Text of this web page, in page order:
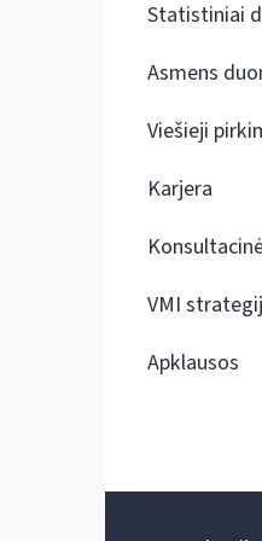
Statistiniai
Asmens
Viešieji
Karjera
VMI
Apklausos